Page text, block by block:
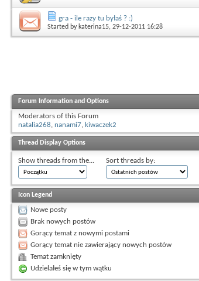
gra - ile razy tu byłaś ? :)
Started by katerina15, 29-12-2011 16:28
Forum Information and Options
Moderators of this Forum
natalia268, nanami7, kiwaczek2
Thread Display Options
Show threads from the... Sort threads by:
Icon Legend
Nowe posty
Brak nowych postów
Gorący temat z nowymi postami
Gorący temat nie zawierający nowych postów
Temat zamknięty
Udzielałeś się w tym wątku